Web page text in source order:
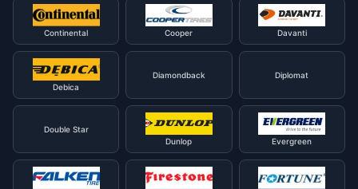
Continental Cooper Davanti
Debica
Diamondback Diplomat
Double Star
Dunlop
Evergreen